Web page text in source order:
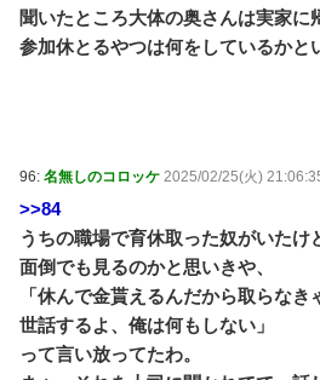
聞いたところ大体の奥さんは実家に
参加休とるやつは何をしているかと
96: 名無しのコロッケ 2025/02/25(火)
>>84
うちの職場で育休取った奴がいたけ
面倒でも見るのかと思いきや、
「休んで金貰えるんだから取らな
世話するよ、俺は何もしない」
って言い放ってたわ。